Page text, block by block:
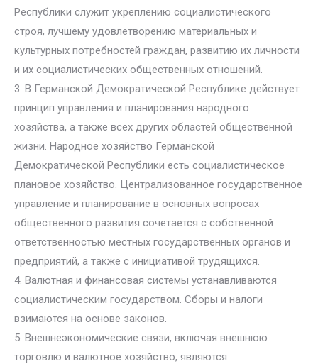
Республики служит укреплению социалистического
строя, лучшему удовлетворению материальных и
культурных потребностей граждан, развитию их личности
и их социалистических общественных отношений.
3. В Германской Демократической Республике действует
принцип управления и планирования народного
хозяйства, а также всех других областей общественной
жизни. Народное хозяйство Германской
Демократической Республики есть социалистическое
плановое хозяйство. Централизованное государственное
управление и планирование в основных вопросах
общественного развития сочетается с собственной
ответственностью местных государственных органов и
предприятий, а также с инициативой трудящихся.
4. Валютная и финансовая системы устанавливаются
социалистическим государством. Сборы и налоги
взимаются на основе законов.
5. Внешнеэкономические связи, включая внешнюю
торговлю и валютное хозяйство, являются